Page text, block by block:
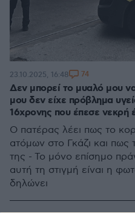
Δεν μπορεί το μυαλό μου
μου δεν είχε πρόβλημα
16χρονης που έπεσε νεκρή
Ο πατέρας λέει πως το
ατόμων στο Γκάζι και πως
της - Το μόνο επίσημο
αυτή τη στιγμή είναι η
δηλώνει
23.10.2025, 16:48 74